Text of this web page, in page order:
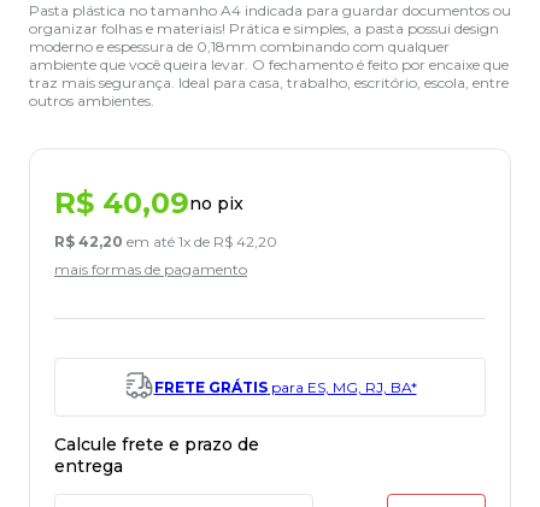
Pasta plástica no tamanho A4 indicada para guardar documentos ou
organizar folhas e materiais! Prática e simples, a pasta possui design
moderno e espessura de 0,18mm combinando com qualquer
ambiente que você queira levar. O fechamento é feito por encaixe que
traz mais segurança. Ideal para casa, trabalho, escritório, escola, entre
outros ambientes.
R$ 40,09no pix
R$ 42,20 em até 1x de R$ 42,20
mais formas de pagamento
FRETE GRÁTISpara ES, MG, RJ, BA*